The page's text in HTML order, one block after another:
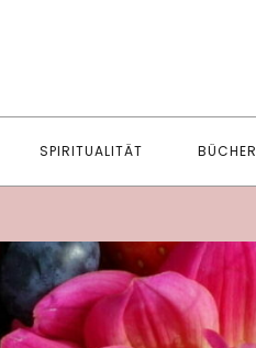
SPIRITUALITÄT BÜCHER